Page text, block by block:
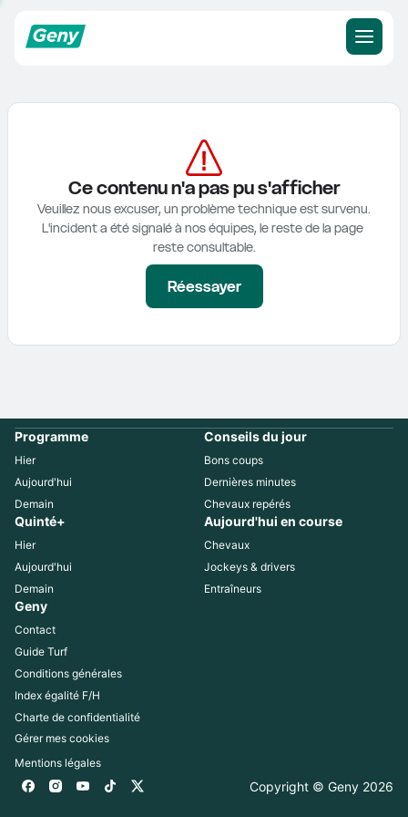
Ce contenu n'a pas pu s'afficher
Veuillez nous excuser, un problème technique est survenu.
L'incident a été signalé à nos équipes, le reste de la page
reste consultable.
Réessayer
Programme
Hier
Aujourd'hui
Demain
Conseils du jour
Bons coups
Dernières minutes
Chevaux repérés
Quinté+
Hier
Aujourd'hui
Demain
Aujourd'hui en course
Chevaux
Jockeys & drivers
Entraîneurs
Geny
Contact
Guide Turf
Conditions générales
Index égalité F/H
Charte de confidentialité
Gérer mes cookies
Mentions légales
Copyright © Geny 2026